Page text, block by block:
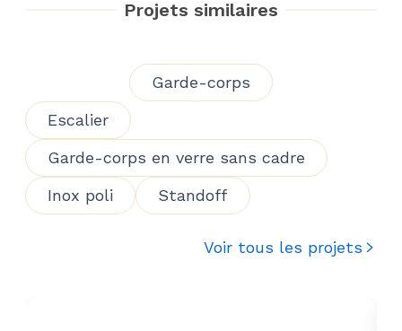
Projets similaires
Garde-corps
Escalier
Garde-corps en verre sans cadre
Inox poli
Standoff
Voir tous les projets